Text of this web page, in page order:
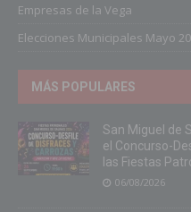
Empresas de la Vega
Elecciones Municipales Mayo
MÁS POPULARES
San Miguel de
el Concurso-
las Fiestas
06/08/2026